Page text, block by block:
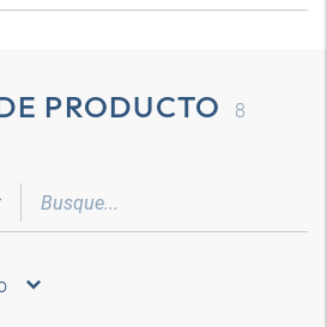
PRODUCTO
8